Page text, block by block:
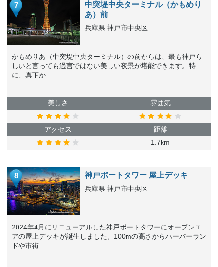
7
中突堤中央ターミナル（かもめり
あ）前
兵庫県 神戸市中央区
かもめりあ（中突堤中央ターミナル）の前からは、最も神戸ら
しいと言っても過言ではない美しい夜景が堪能できます。特
に、真下か...
美しさ 雰囲気
アクセス
距離
1.7km
8 神戸ポートタワー 屋上デッキ
兵庫県 神戸市中央区
2024年4月にリニューアルした神戸ポートタワーにオープンエ
アの屋上デッキが誕生しました。100mの高さからハーバーラン
ドや市街...